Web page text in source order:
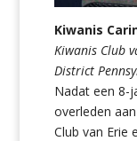
Kiwanis
Kiwanis Club
District
Nadat een 8-
overleden
Club van Erie